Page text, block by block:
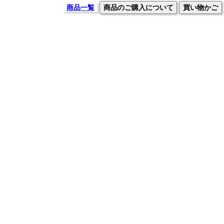
商品一覧 商品のご購入について 買い物かご